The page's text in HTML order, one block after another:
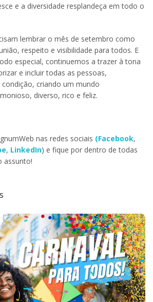
e a diversidade resplandeça em todo o
lembrar o mês de setembro como
respeito e visibilidade para todos. E
especial, continuemos a trazer à tona
e incluir todas as pessoas,
criando um mundo
diverso, rico e feliz.
nas redes sociais (Facebook,
, LinkedIn) e fique por dentro de todas
assunto!